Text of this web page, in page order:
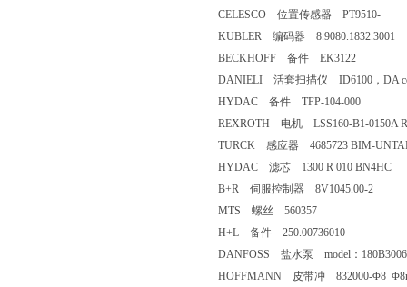
CELESCO 位置传感器 PT9510-
KUBLER 编码器 8.9080.1832.3001
BECKHOFF 备件 EK3122
DANIELI 活套扫描仪 ID6100，DA
HYDAC 备件 TFP-104-000
REXROTH 电机 LSS160-B1-0150A
TURCK 感应器 4685723 BIM-
HYDAC 滤芯 1300 R 010 BN4HC
B+R 伺服控制器 8V1045.00-2
MTS 螺丝 560357
H+L 备件 250.00736010
DANFOSS 盐水泵 model：180B3006
HOFFMANN 皮带冲 832000-Φ8